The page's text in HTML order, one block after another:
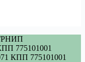
775101001
КПП 775101001